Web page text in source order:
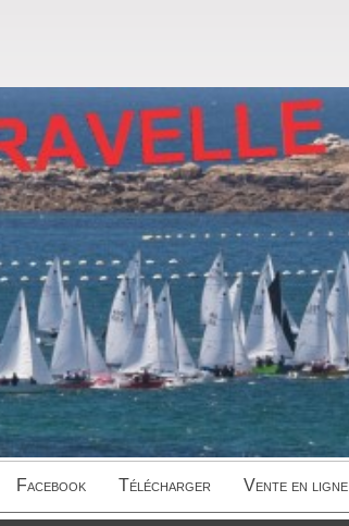
Facebook Télécharger Vente en ligne